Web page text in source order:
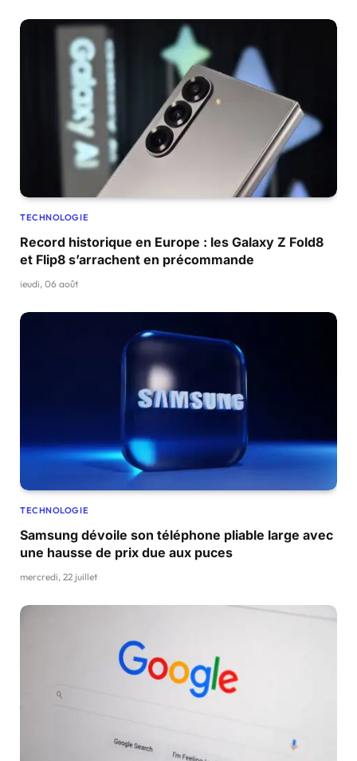
TECHNOLOGIE
Record historique en Europe : les Galaxy Z Fold8
et Flip8 s’arrachent en précommande
jeudi, 06 août
TECHNOLOGIE
Samsung dévoile son téléphone pliable large avec
une hausse de prix due aux puces
mercredi, 22 juillet